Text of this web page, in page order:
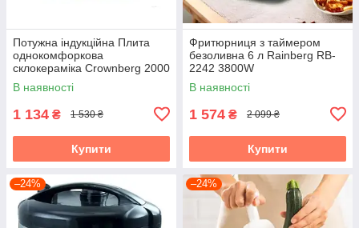
Потужна індукційна Плита
однокомфоркова
склокераміка Crownberg 2000
Вт
В наявності
1 134 ₴ 1 530 ₴
Купити
Фритюрниця з таймером
безоливна 6 л Rainberg RB-
2242 3800W
аерофритюрниця
В наявності
1 574 ₴ 2 099 ₴
Купити
–24% –24%